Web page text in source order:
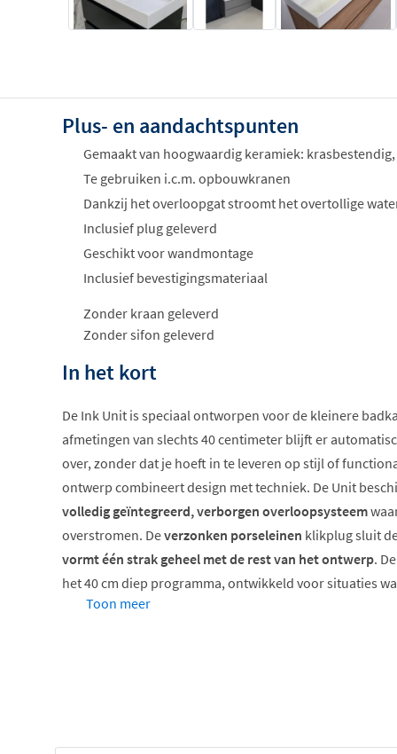
Plus- en aandachtspunten
Gemaakt van hoogwaardig keramiek:
Te gebruiken i.c.m. opbouwkranen
Dankzij het overloopgat stroomt het overtollige
Inclusief plug geleverd
Geschikt voor wandmontage
Inclusief bevestigingsmateriaal
Zonder kraan geleverd
Zonder sifon geleverd
In het kort
De Ink Unit is speciaal ontworpen voor de kleinere
afmetingen van slechts 40 centimeter blijft er
over, zonder dat je hoeft in te leveren op stijl of
ontwerp combineert design met techniek. De Unit
volledig geïntegreerd, verborgen overloopsysteem
overstromen. Deverzonken porseleinen klikplug sluit
vormt één strak geheel met de rest van het ontwerp.
het 40 cm diep programma, ontwikkeld voor situaties
wastafel de ideale oplossing is.
Toon meer